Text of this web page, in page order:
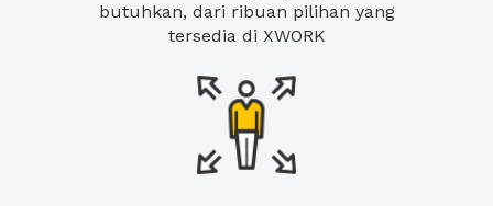
butuhkan, dari ribuan pilihan yang
tersedia di XWORK